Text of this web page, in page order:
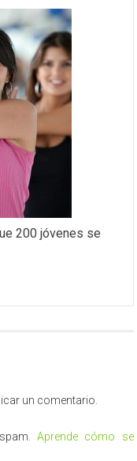
200 jóvenes se
un comentario.
Aprende cómo se